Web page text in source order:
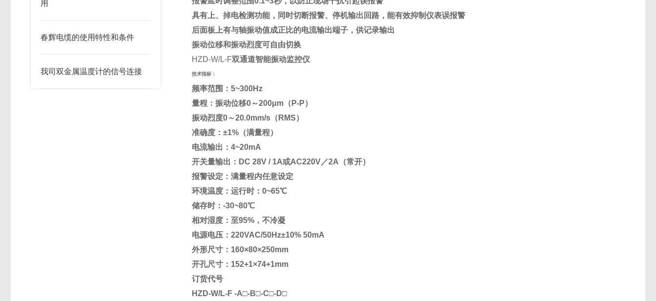
用
春辉电缆的使用特性和条件
我司双金属温度计的信号连接
具有上、掉电检测功能，同时切断报警、停机输出回路，能有效抑制仪表误报警
后面板上有与轴振动值成正比的电流输出端子，供记录输出
振动位移和振动烈度可自由切换
HZD-W/L-F双通道智能振动监控仪
技术指标：
频率范围：5~300Hz
量程：振动位移0～200μm（P-P）
振动烈度0～20.0mm/s（RMS）
准确度：±1%（满量程）
电流输出：4~20mA
开关量输出：DC 28V / 1A或AC220V／2A（常开）
报警设定：满量程内任意设定
环境温度：运行时：0~65℃
储存时：-30~80℃
相对湿度：至95%，不冷凝
电源电压：220VAC/50Hz±10% 50mA
外形尺寸：160×80×250mm
开孔尺寸：152+1×74+1mm
订货代号
HZD-W/L-F -A□-B□-C□-D□